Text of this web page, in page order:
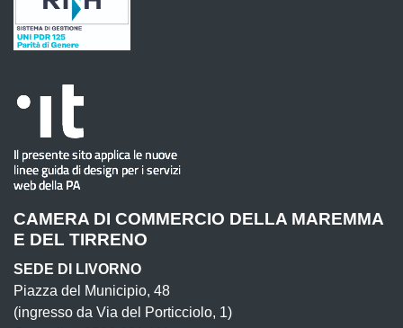
CAMERA DI COMMERCIO DELLA MAREMMA
E DEL TIRRENO
SEDE DI LIVORNO
Piazza del Municipio, 48
(ingresso da Via del Porticciolo, 1)